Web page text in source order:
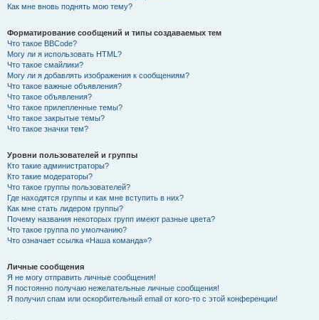
Как мне вновь поднять мою тему?
Форматирование сообщений и типы создаваемых тем
Что такое BBCode?
Могу ли я использовать HTML?
Что такое смайлики?
Могу ли я добавлять изображения к сообщениям?
Что такое важные объявления?
Что такое объявления?
Что такое прилепленные темы?
Что такое закрытые темы?
Что такое значки тем?
Уровни пользователей и группы
Кто такие администраторы?
Кто такие модераторы?
Что такое группы пользователей?
Где находятся группы и как мне вступить в них?
Как мне стать лидером группы?
Почему названия некоторых групп имеют разные цвета?
Что такое группа по умолчанию?
Что означает ссылка «Наша команда»?
Личные сообщения
Я не могу отправить личные сообщения!
Я постоянно получаю нежелательные личные сообщения!
Я получил спам или оскорбительный email от кого-то с этой конференции!